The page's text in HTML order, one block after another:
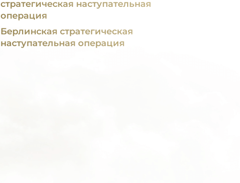
стратегическая наступательная
операция
Берлинская стратегическая
наступательная операция